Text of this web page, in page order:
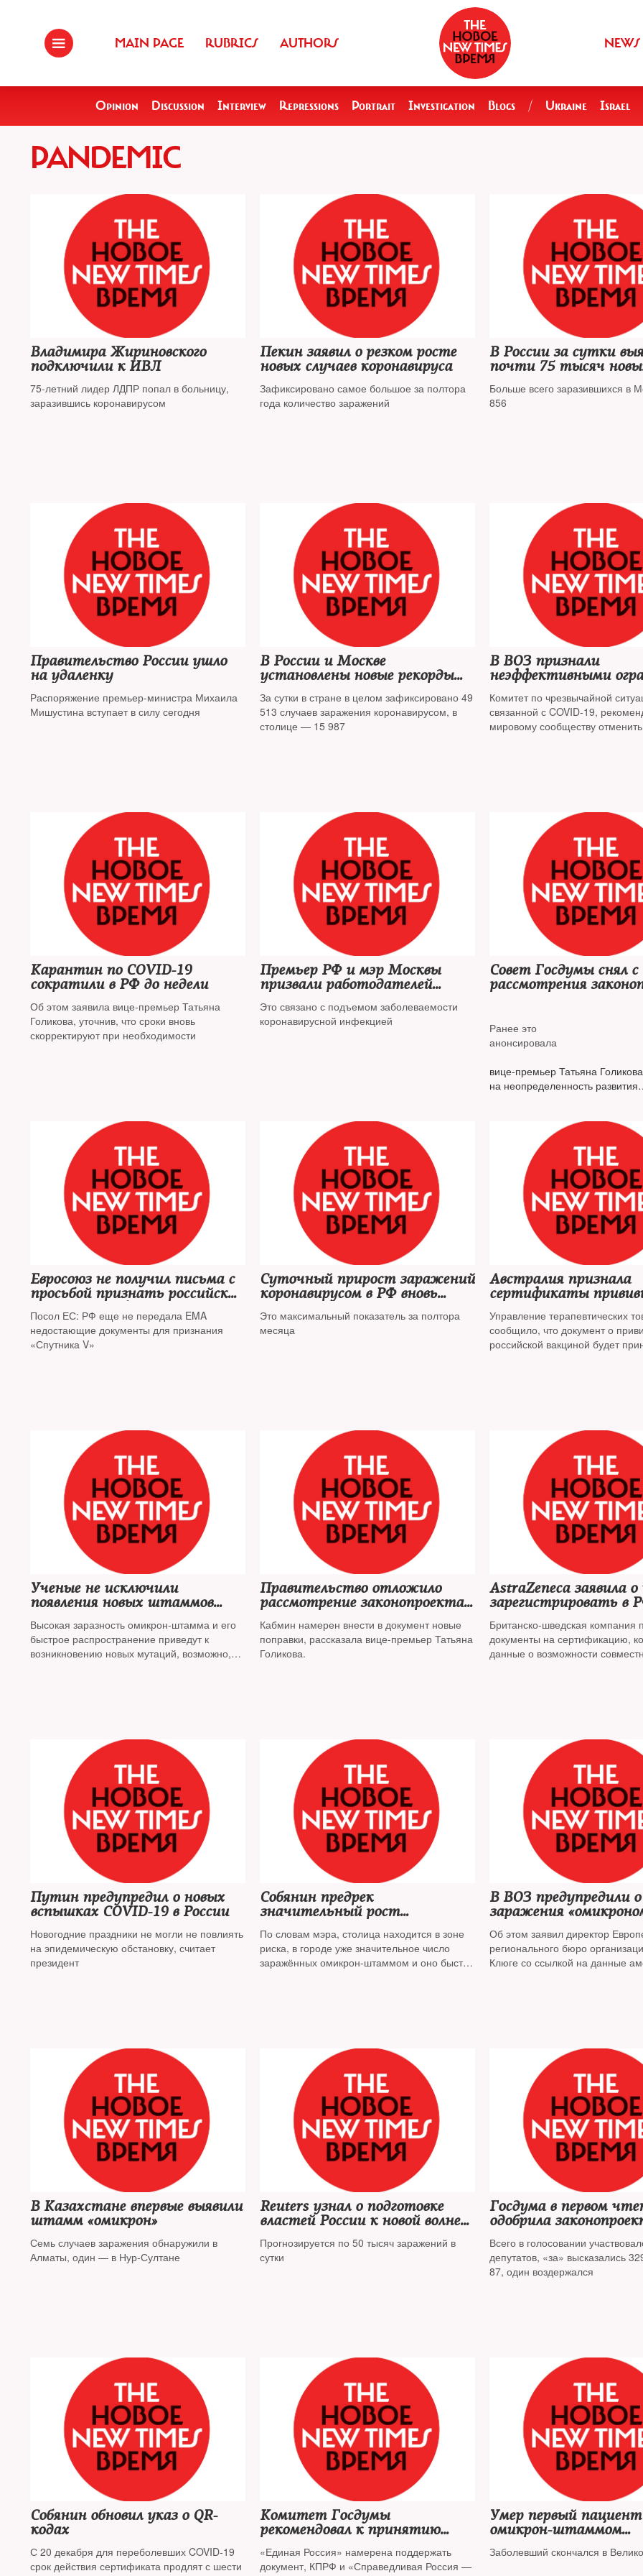
MAIN PAGE RUBRICS AUTHORS NEWS
Opinion Discussion Interview Repressions Portrait Investigation Blogs / Ukraine Israel
PANDEMIC
Владимира Жириновского
подключили к ИВЛ
75-летний лидер ЛДПР попал в больницу,
заразившись коронавирусом
Пекин заявил о резком росте
новых случаев коронавируса
Зафиксировано самое большое за полтора
года количество заражений
В России за сутки
почти 75 тысяч
коронавируса
Больше всего заразившихся в
856
Правительство России ушло
на удаленку
Распоряжение премьер-министра Михаила
Мишустина вступает в силу сегодня
В России и Москве
установлены новые рекорды
заболеваемости COVID-19
За сутки в стране в целом зафиксировано 49
513 случаев заражения коронавирусом, в
столице — 15 987
В ВОЗ признали
неэффективными
на международные
время пандемии
Комитет по чрезвычайной
связанной с COVID-19,
мировому сообществу
Карантин по COVID-19
сократили в РФ до недели
Об этом заявила вице-премьер Татьяна
Голикова, уточнив, что сроки вновь
скорректируют при необходимости
Премьер РФ и мэр Москвы
призвали работодателей
перевести сотрудников на
удаленку
Это связано с подъемом заболеваемости
коронавирусной инфекцией
Совет Госдумы снял с
рассмотрения
Ранее это
анонсировала
вице-премьер Татьяна
на неопределенность развития
Евросоюз не получил письма с
просьбой признать российские
COVID-сертификаты
Посол ЕС: РФ еще не передала EMA
недостающие документы для признания
«Спутника V»
Суточный прирост заражений
коронавирусом в РФ вновь
превысил 30 тысяч
Это максимальный показатель за полтора
месяца
Австралия признала
сертификаты
«Спутником V»
Управление терапевтических
сообщило, что документ о
российской вакциной будет
Ученые не исключили
появления новых штаммов
коронавируса
Высокая заразность омикрон-штамма и его
быстрое распространение приведут к
возникновению новых мутаций, возможно,
Правительство отложило
рассмотрение законопроекта о
QR-кодах
Кабмин намерен внести в документ новые
поправки, рассказала вице-премьер Татьяна
Голикова.
AstraZeneca заявила
зарегистрировать в
вакцину от
Британско-шведская компания
документы на сертификацию,
данные о возможности
Путин предупредил о новых
вспышках COVID-19 в России
Новогодние праздники не могли не повлиять
на эпидемическую обстановку, считает
президент
Собянин предрек
значительный рост
заболеваемости COVID-19 в
Москве в течение недели
По словам мэра, столица находится в зоне
риска, в городе уже значительное число
заражённых омикрон-штаммом и оно быстро
В ВОЗ предупредили о
заражения
половины Европы за
Об этом заявил директор
регионального бюро
Клюге со ссылкой на данные
В Казахстане впервые выявили
штамм «омикрон»
Семь случаев заражения обнаружили в
Алматы, один — в Нур-Султане
Reuters узнал о подготовке
властей России к новой волне
COVID-19 в начале 2022 года
Прогнозируется по 50 тысяч заражений в
сутки
Госдума в первом
одобрила
кодах в
Всего в голосовании
депутатов, «за» высказались
87, один воздержался
Собянин обновил указ о QR-
кодах
С 20 декабря для переболевших COVID-19
срок действия сертификата продлят с шести
Комитет Госдумы
рекомендовал к принятию
законопроект о QR-кодах в
общественных местах
«Единая Россия» намерена поддержать
документ, КПРФ и «Справедливая Россия —
Умер первый
омикрон-штаммом
коронавируса
Заболевший скончался в